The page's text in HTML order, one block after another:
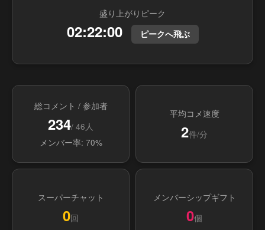
盛り上がりピーク
02:22:00 ピークへ飛ぶ
総コメント / 参加者
234/ 46人
メンバー率: 70%
平均コメ速度
2件/分
スーパーチャット
0回
メンバーシップギフト
0個